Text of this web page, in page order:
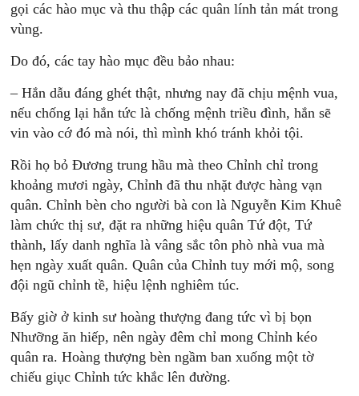
gọi các hào mục và thu thập các quân lính tản mát trong
vùng.
Do đó, các tay hào mục đều bảo nhau:
– Hắn dẫu đáng ghét thật, nhưng nay đã chịu mệnh vua,
nếu chống lại hắn tức là chống mệnh triều đình, hắn sẽ
vin vào cớ đó mà nói, thì mình khó tránh khỏi tội.
Rồi họ bỏ Đương trung hầu mà theo Chỉnh chỉ trong
khoảng mươi ngày, Chỉnh đã thu nhặt được hàng vạn
quân. Chỉnh bèn cho người bà con là Nguyễn Kim Khuê
làm chức thị sư, đặt ra những hiệu quân Tứ đột, Tứ
thành, lấy danh nghĩa là vâng sắc tôn phò nhà vua mà
hẹn ngày xuất quân. Quân của Chỉnh tuy mới mộ, song
đội ngũ chỉnh tề, hiệu lệnh nghiêm túc.
Bấy giờ ở kinh sư hoàng thượng đang tức vì bị bọn
Nhưỡng ăn hiếp, nên ngày đêm chỉ mong Chỉnh kéo
quân ra. Hoàng thượng bèn ngầm ban xuống một tờ
chiếu giục Chỉnh tức khắc lên đường.